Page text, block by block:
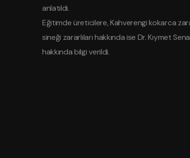
anlatıldı.
Eğitimde üreticilere, Kahverengi kokarca
sineği zararlıları hakkında ise Dr. Kıymet
hakkında bilgi verildi.